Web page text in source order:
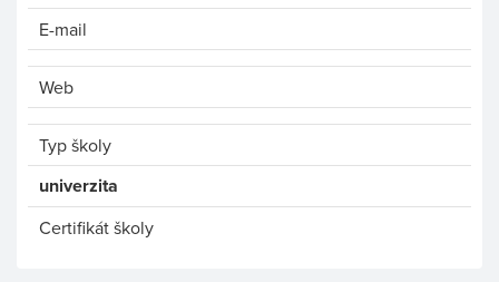
E-mail
Web
Typ školy
univerzita
Certifikát školy